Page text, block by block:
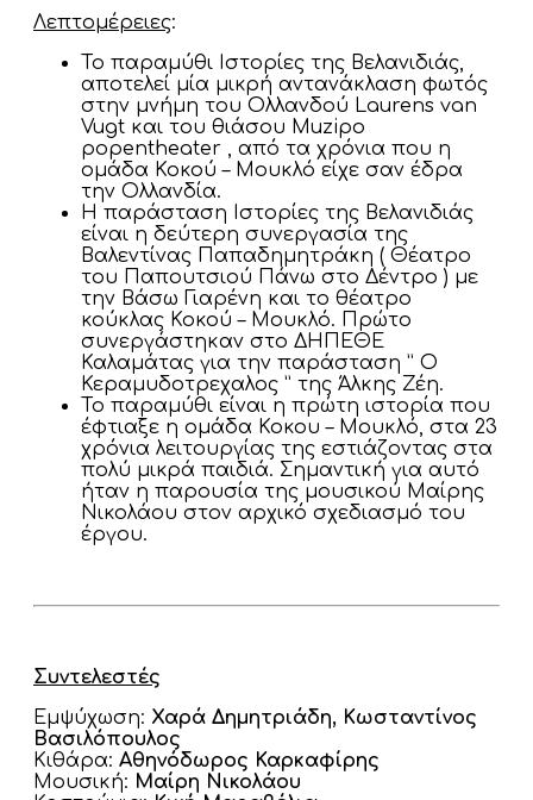
Λεπτομέρειες:
Το παραμύθι Ιστορίες της Βελανιδιάς,
αποτελεί μία μικρή αντανάκλαση φωτός
στην μνήμη του Ολλανδού Laurens van
Vugt και του θιάσου Muzipo
popentheater , από τα χρόνια που η
ομάδα Κοκού – Μουκλό είχε σαν έδρα
την Ολλανδία.
Η παράσταση Ιστορίες της Βελανιδιάς
είναι η δεύτερη συνεργασία της
Βαλεντίνας Παπαδημητράκη ( Θέατρο
του Παπουτσιού Πάνω στο Δέντρο ) με
την Βάσω Γιαρένη και το θέατρο
κούκλας Κοκού – Μουκλό. Πρώτο
συνεργάστηκαν στο ΔΗΠΕΘΕ
Καλαμάτας για την παράσταση ” Ο
Κεραμυδοτρεχαλος ” της Άλκης Ζέη.
Το παραμύθι είναι η πρώτη ιστορία που
έφτιαξε η ομάδα Κοκου – Μουκλό, στα 23
χρόνια λειτουργίας της εστιάζοντας στα
πολύ μικρά παιδιά. Σημαντική για αυτό
ήταν η παρουσία της μουσικού Μαίρης
Νικολάου στον αρχικό σχεδιασμό του
έργου.
Συντελεστές
Εμψύχωση: Χαρά Δημητριάδη, Κωσταντίνος
Βασιλόπουλος
Κιθάρα: Αθηνόδωρος Καρκαφίρης
Μουσική: Μαίρη Νικολάου